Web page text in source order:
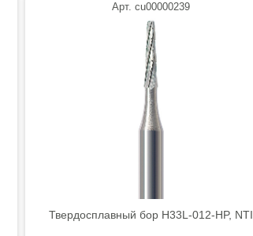
Арт. cu00000239
Твердосплавный бор H33L-012-HP, NTI